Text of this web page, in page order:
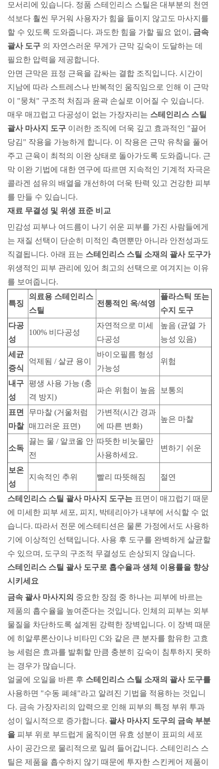
모서리에 있습니다. 정품 스테인리스 스틸은 대부분의 천연
석보다 훨씬 무거워 사용자가 힘을 들이지 않고도 마사지를
할 수 있도록 도와줍니다. 과도한 힘을 가할 필요 없이, 금속
괄사 도구 의 자연스러운 무게가 근막 깊숙이 도달하는 데
필요한 압력을 제공합니다.
안면 근막은 표정 근육을 감싸는 결합 조직입니다. 시간이
지남에 따라 스트레스나 반복적인 움직임으로 인해 이 근막
이 "뭉쳐" 구조적 처짐과 윤곽 손실로 이어질 수 있습니다.
매우 매끄럽고 다공성이 없는 가장자리는 스테인리스 스틸
괄사 마사지 도구 이러한 조직에 더욱 깊고 효과적인 "끌어
당김" 작용을 가능하게 합니다. 이 작용은 근막 유착을 풀어
주고 근육이 최적의 이완 상태로 돌아가도록 도와줍니다. 근
막 이완 기법에 대한 연구에 따르면 지속적인 기계적 자극은
콜라겐 섬유의 배열을 개선하여 더욱 탄력 있고 건강한 피부
를 만들 수 있습니다.
재료 무결성 및 위생 표준 비교
민감성 피부나 여드름이 나기 쉬운 피부를 가진 사람들에게
는 재질 선택이 단순히 미적인 측면뿐만 아니라 안전성과도
직결됩니다. 아래 표는 스테인리스 스틸 소재의 괄사 도구가
위생적인 ​​피부 관리에 있어 최고의 선택으로 여겨지는 이유
를 보여줍니다.
특징
의료용 스테인리스
스틸
전통적인 옥/석영
플라스틱 또는
수지 도구
다공
성
100% 비다공성
자연적으로 미세
다공성
높음 (균열 가
능성 있음)
세균
증식
억제됨 / 살균 용이
바이오필름 형성
가능성
위험
내구
성
평생 사용 가능 (충
격 방지)
파손 위험이 높음 보통의
표면
마찰
무마찰 (거울처럼
매끄러운 표면)
가변적(시간 경과
에 따른 변화)
높은 마찰
소독
끓는 물 / 알코올 안
전
따뜻한 비눗물만
사용하세요.
변하기 쉬운
보온
성
지속적인 추위 빨리 따뜻해짐 절연
스테인리스 스틸 괄사 마사지 도구는 표면이 매끄럽기 때문
에 미세한 피부 세포, 피지, 박테리아가 내부에 서식할 수 없
습니다. 따라서 전문 에스테티션은 물론 가정에서도 사용하
기에 이상적인 선택입니다. 사용 후 도구를 완벽하게 살균할
수 있으며, 도구의 구조적 무결성도 손상되지 않습니다.
스테인리스 스틸 괄사 도구로 흡수율과 생체 이용률을 향상
시키세요
금속 괄사 마사지의 중요한 장점 중 하나는 피부에 바르는
제품의 흡수율을 높여준다는 것입니다. 인체의 피부는 외부
물질을 차단하도록 설계된 강력한 장벽입니다. 이 장벽 때문
에 히알루론산이나 비타민 C와 같은 큰 분자를 함유한 고효
능 세럼은 효과를 발휘할 만큼 충분히 깊숙이 침투하지 못하
는 경우가 많습니다.
얼굴에 오일을 바른 후 스테인리스 스틸 소재의 괄사 도구를
사용하면 "수동 폐쇄"라고 알려진 기법을 적용하는 것입니
다. 금속 가장자리의 압력으로 인해 피부의 특정 부위 투과
성이 일시적으로 증가합니다. 괄사 마사지 도구의 금속 부분
을 피부 위로 부드럽게 움직이면 유효 성분이 표피의 세포
사이 공간으로 물리적으로 밀려 들어갑니다. 스테인리스 스
틸은 제품을 흡수하지 않기 때문에 투자한 스킨케어 제품이